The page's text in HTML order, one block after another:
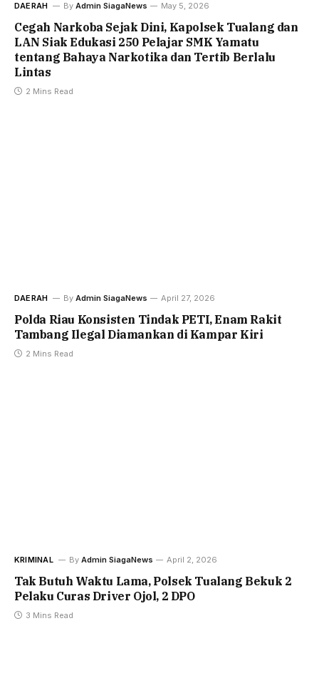
DAERAH By Admin SiagaNews May 5, 2026
Cegah Narkoba Sejak Dini, Kapolsek Tualang dan
LAN Siak Edukasi 250 Pelajar SMK Yamatu
tentang Bahaya Narkotika dan Tertib Berlalu
Lintas
2 Mins Read
DAERAH By Admin SiagaNews April 27, 2026
Polda Riau Konsisten Tindak PETI, Enam Rakit
Tambang Ilegal Diamankan di Kampar Kiri
2 Mins Read
KRIMINAL By Admin SiagaNews April 2, 2026
Tak Butuh Waktu Lama, Polsek Tualang Bekuk 2
Pelaku Curas Driver Ojol, 2 DPO
3 Mins Read